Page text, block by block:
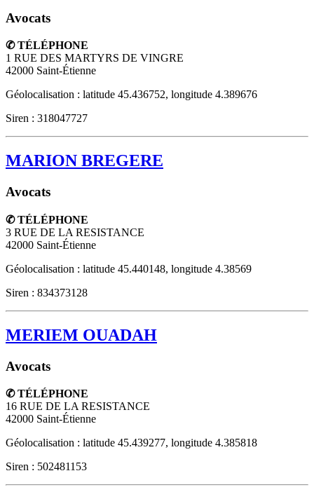
Avocats
✆ TÉLÉPHONE
1 RUE DES MARTYRS DE VINGRE
42000 Saint-Étienne
Géolocalisation : latitude 45.436752, longitude 4.389676
Siren : 318047727
MARION BREGERE
Avocats
✆ TÉLÉPHONE
3 RUE DE LA RESISTANCE
42000 Saint-Étienne
Géolocalisation : latitude 45.440148, longitude 4.38569
Siren : 834373128
MERIEM OUADAH
Avocats
✆ TÉLÉPHONE
16 RUE DE LA RESISTANCE
42000 Saint-Étienne
Géolocalisation : latitude 45.439277, longitude 4.385818
Siren : 502481153